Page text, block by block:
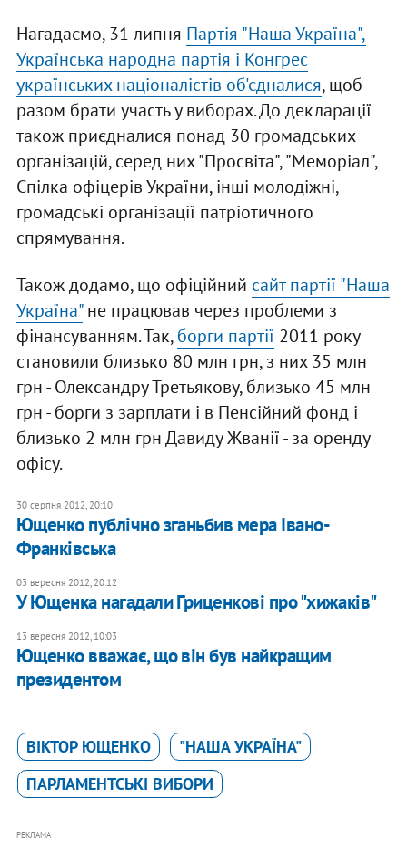
Нагадаємо, 31 липня Партія "Наша Україна",
Українська народна партія і Конгрес
українських націоналістів об'єдналися, щоб
разом брати участь у виборах. До декларації
також приєдналися понад 30 громадських
організацій, серед них "Просвіта", "Меморіал",
Спілка офіцерів України, інші молодіжні,
громадські організації патріотичного
спрямування.
Також додамо, що офіційний сайт партії "Наша
Україна"не працював через проблеми з
фінансуванням. Так,борги партії 2011 року
становили близько 80 млн грн, з них 35 млн
грн - Олександру Третьякову, близько 45 млн
грн - борги з зарплати і в Пенсійний фонд і
близько 2 млн грн Давиду Жванії - за оренду
офісу.
30 серпня 2012, 20:10
Ющенко публічно зганьбив мера Івано-
Франківська
03 вересня 2012, 20:12
У Ющенка нагадали Гриценкові про "хижаків"
13 вересня 2012, 10:03
Ющенко вважає, що він був найкращим
президентом
ВІКТОР ЮЩЕНКО
"НАША УКРАЇНА"
ПАРЛАМЕНТСЬКІ ВИБОРИ
РЕКЛАМА